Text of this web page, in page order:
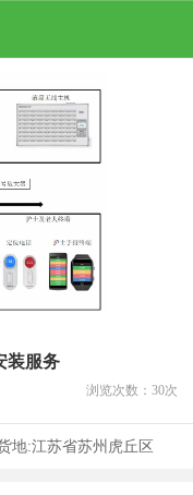
装服务
浏览次数： 30次
地:江苏省苏州虎丘区